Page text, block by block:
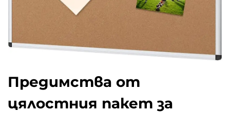
Предимства от
цялостния пакет за